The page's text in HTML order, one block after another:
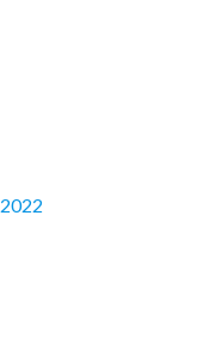
2022